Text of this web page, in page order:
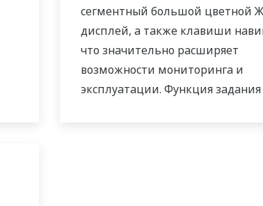
сегментный большой цветной
дисплей, а также клавиши
что значительно расширяет
возможности мониторинга и
эксплуатации. Функция задания